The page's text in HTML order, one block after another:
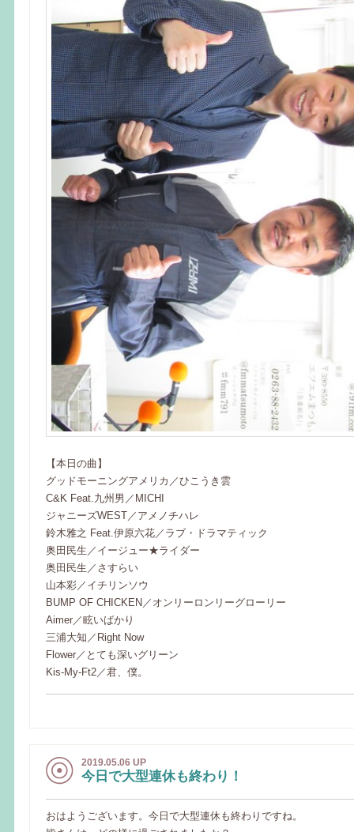
【本日の曲】
グッドモーニングアメリカ／ひこうき雲
C&K Feat.九州男／MICHI
ジャニーズWEST／アメノチハレ
鈴木雅之 Feat.伊原六花／ラブ・ドラマティック
奥田民生／イージュー★ライダー
奥田民生／さすらい
山本彩／イチリンソウ
BUMP OF CHICKEN／オンリーロンリーグローリー
Aimer／眩いばかり
三浦大知／Right Now
Flower／とても深いグリーン
Kis-My-Ft2／君、僕。
2019.05.06 UP
今日で大型連休も終わり！
おはようございます。今日で大型連休も終わりですね。